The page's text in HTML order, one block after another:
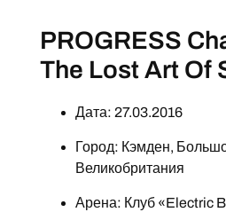
PROGRESS
The Lost Art Of
Дата: 27.03.2016
Город: Кэмден,
Великобритания
Арена: Клуб «Electric